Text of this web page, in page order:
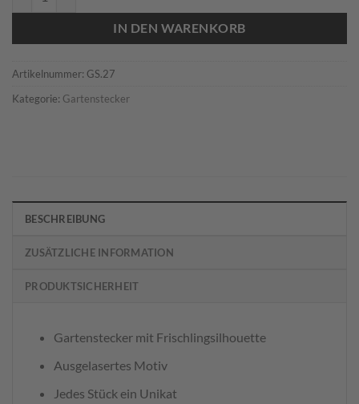
IN DEN WARENKORB
Artikelnummer: GS.27
Kategorie: Gartenstecker
BESCHREIBUNG
ZUSÄTZLICHE INFORMATION
PRODUKTSICHERHEIT
Gartenstecker mit Frischlingsilhouette
Ausgelasertes Motiv
Jedes Stück ein Unikat